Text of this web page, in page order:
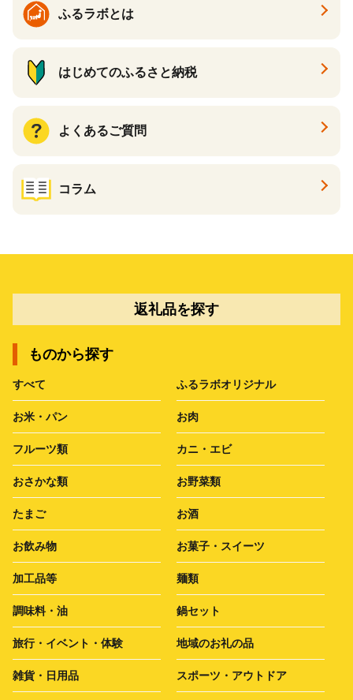
ふるラボとは
はじめてのふるさと納税
よくあるご質問
コラム
返礼品を探す
ものから探す
すべて ふるラボオリジナル
お米・パン お肉
フルーツ類 カニ・エビ
おさかな類 お野菜類
たまご お酒
お飲み物 お菓子・スイーツ
加工品等 麺類
調味料・油 鍋セット
旅行・イベント・体験 地域のお礼の品
雑貨・日用品 スポーツ・アウトドア